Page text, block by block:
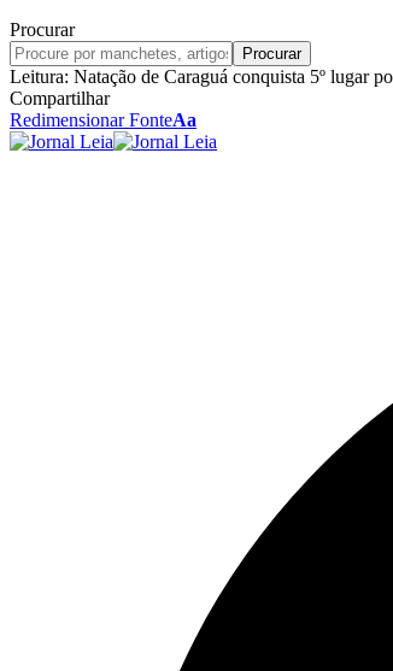
Procurar
Leitura: Natação de Caraguá conquista 5º lugar
Compartilhar
Redimensionar FonteAa